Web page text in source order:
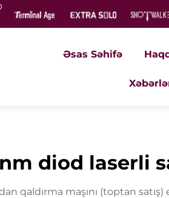
Əsas Səhifə
diod laserli
qaldırma maşını (toptan